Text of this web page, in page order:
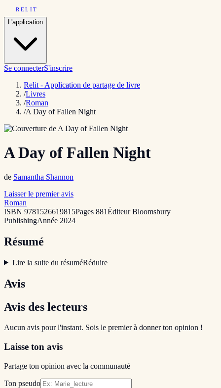
RELIT
L'application
Se connecterS'inscrire
Relit - Application de partage de livre
/Livres
/Roman
/A Day of Fallen Night
A Day of Fallen Night
de Samantha Shannon
Laisser le premier avis
Roman
ISBN 9781526619815Pages 881ÉditeurBloomsbury
PublishingAnnée 2024
Résumé
Lire la suite du résuméRéduire
Avis
Avis des lecteurs
Aucun avis pour l'instant. Sois le premier à donner ton opinion !
Laisse ton avis
Partage ton opinion avec la communauté
Ton pseudo